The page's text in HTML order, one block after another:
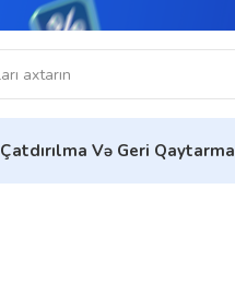
Çatdırılma Və Geri Qaytarma